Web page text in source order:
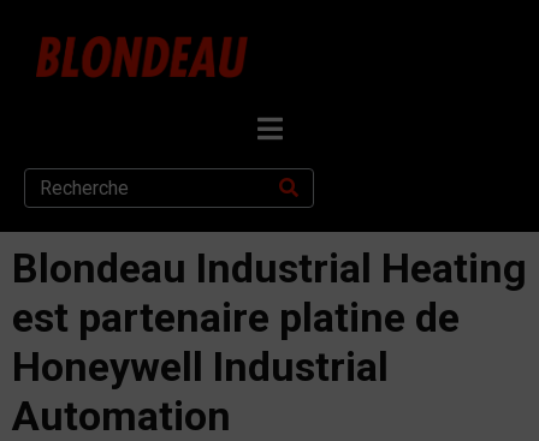
Blondeau Industrial Heating
est partenaire platine de
Honeywell Industrial
Automation